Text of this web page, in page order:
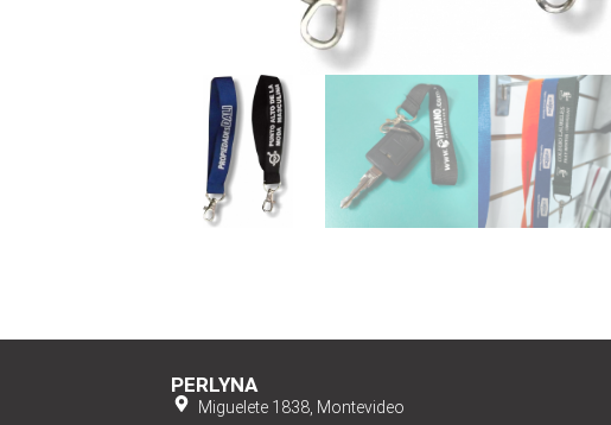
PERLYNA
Miguelete 1838, Montevideo